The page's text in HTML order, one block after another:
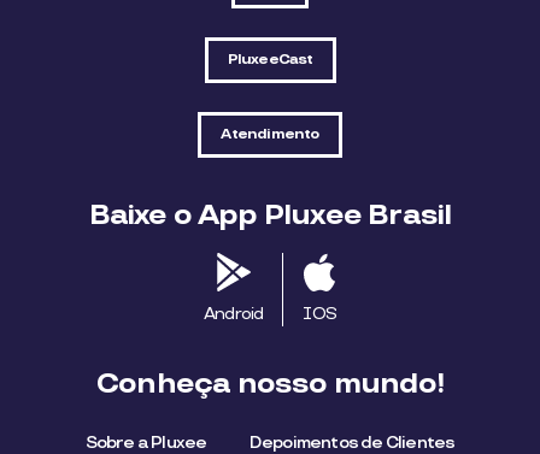
PluxeeCast
Atendimento
Baixe o App Pluxee Brasil
Android IOS
Conheça nosso mundo!
Sobre a Pluxee Depoimentos de Clientes